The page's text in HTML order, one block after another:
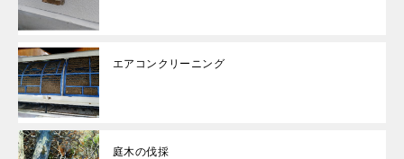
エアコンクリーニング
庭木の伐採